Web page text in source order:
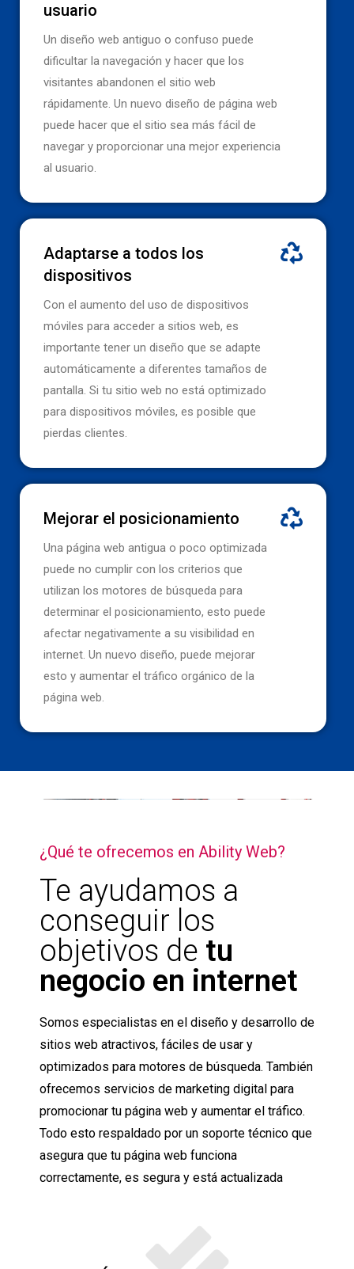
usuario
Un diseño web antiguo o confuso puede
dificultar la navegación y hacer que los
visitantes abandonen el sitio web
rápidamente. Un nuevo diseño de página web
puede hacer que el sitio sea más fácil de
navegar y proporcionar una mejor experiencia
al usuario.
Adaptarse a todos los
dispositivos
Con el aumento del uso de dispositivos
móviles para acceder a sitios web, es
importante tener un diseño que se adapte
automáticamente a diferentes tamaños de
pantalla. Si tu sitio web no está optimizado
para dispositivos móviles, es posible que
pierdas clientes.
Mejorar el posicionamiento
Una página web antigua o poco optimizada
puede no cumplir con los criterios que
utilizan los motores de búsqueda para
determinar el posicionamiento, esto puede
afectar negativamente a su visibilidad en
internet. Un nuevo diseño, puede mejorar
esto y aumentar el tráfico orgánico de la
página web.
¿Qué te ofrecemos en Ability Web?
Te ayudamos a
conseguir los
objetivos de tu
negocio en internet
Somos especialistas en el diseño y desarrollo de
sitios web atractivos, fáciles de usar y
optimizados para motores de búsqueda. También
ofrecemos servicios de marketing digital para
promocionar tu página web y aumentar el tráfico.
Todo esto respaldado por un soporte técnico que
asegura que tu página web funciona
correctamente, es segura y está actualizada